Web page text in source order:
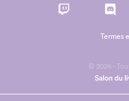
© 2026 -
Termes